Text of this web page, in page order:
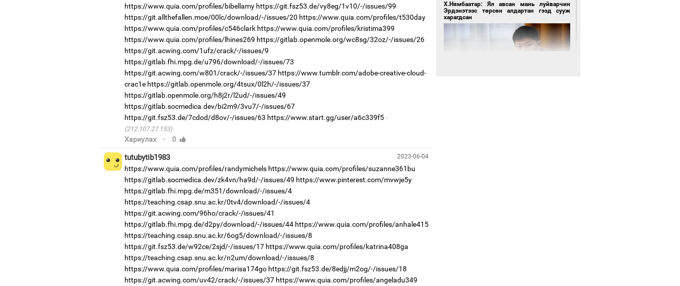
https://www.quia.com/profiles/bibellamy https://git.fsz53.de/vy8eg/1v10/-/issues/99
https://git.allthefallen.moe/00lc/download/-/issues/20 https://www.quia.com/profiles/t530day
https://www.quia.com/profiles/c546clark https://www.quia.com/profiles/kristima399
https://www.quia.com/profiles/lhines269 https://gitlab.openmole.org/wc8sg/32oz/-/issues/26
https://git.acwing.com/1ufz/crack/-/issues/9
https://gitlab.fhi.mpg.de/u796/download/-/issues/73
https://git.acwing.com/w801/crack/-/issues/37 https://www.tumblr.com/adobe-creative-cloud-
crac1e https://gitlab.openmole.org/4tsux/0l2h/-/issues/37
https://gitlab.openmole.org/h8j2r/l2ud/-/issues/49
https://gitlab.socmedica.dev/bi2m9/3vu7/-/issues/67
https://git.fsz53.de/7cdod/d8ov/-/issues/63 https://www.start.gg/user/a6c339f5
(212.107.27.153)
Хариулах · 0
2023-06-04
tutubytib1983
https://www.quia.com/profiles/randymichels https://www.quia.com/profiles/suzanne361bu
https://gitlab.socmedica.dev/zk4vn/ha9d/-/issues/49 https://www.pinterest.com/mvwje5y
https://gitlab.fhi.mpg.de/m351/download/-/issues/4
https://teaching.csap.snu.ac.kr/0tv4/download/-/issues/4
https://git.acwing.com/96ho/crack/-/issues/41
https://gitlab.fhi.mpg.de/d2py/download/-/issues/44 https://www.quia.com/profiles/anhale415
https://teaching.csap.snu.ac.kr/6og5/download/-/issues/8
https://git.fsz53.de/w92ce/2sjd/-/issues/17 https://www.quia.com/profiles/katrina408ga
https://teaching.csap.snu.ac.kr/n2um/download/-/issues/8
https://www.quia.com/profiles/marisa174go https://git.fsz53.de/8edjj/m2og/-/issues/18
https://git.acwing.com/uv42/crack/-/issues/37 https://www.quia.com/profiles/angeladu349
Х.Нямбаатар: Ял авсан мань луйварчин
Эрдэнэтээс төрсөн алдартан гээд сууж
харагдсан